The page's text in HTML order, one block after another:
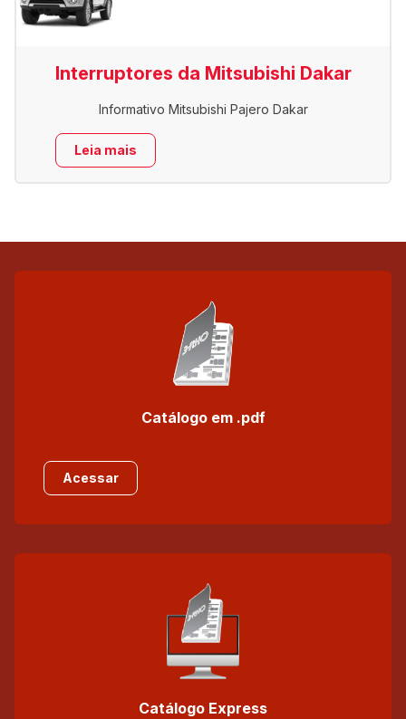
Interruptores da Mitsubishi Dakar
Informativo Mitsubishi Pajero Dakar
Leia mais
Catálogo em .pdf
Acessar
Catálogo Express